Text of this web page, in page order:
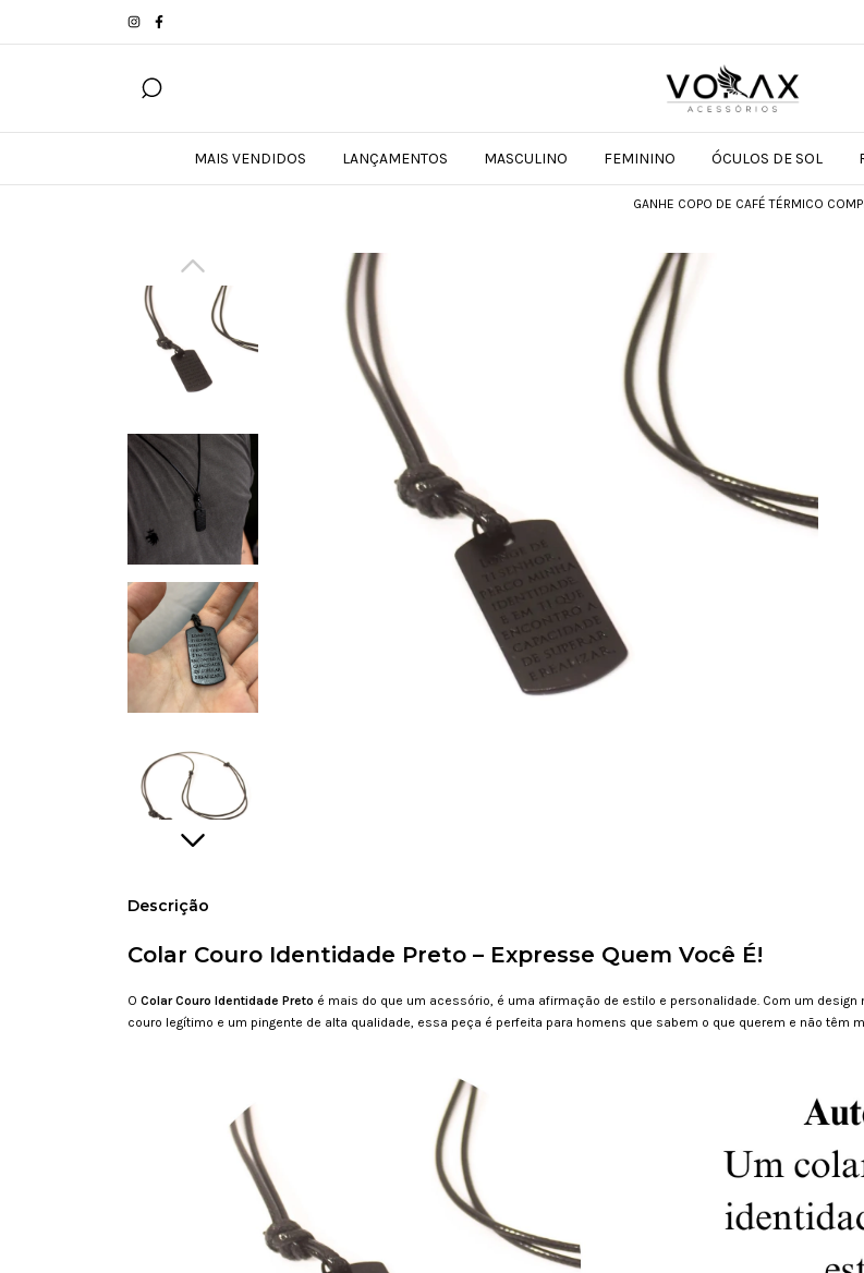
MAIS VENDIDOS LANÇAMENTOS MASCULINO FEMININO ÓCULOS DE SOL
GANHE COPO DE CAFÉ TÉRMICO COMPRAS A
Descrição
Colar Couro Identidade Preto – Expresse Quem Você É!
O Colar Couro Identidade Preto é mais do que um acessório, é uma afirmação de estilo e personalidade. Com um design
couro legítimo e um pingente de alta qualidade, essa peça é perfeita para homens que sabem o que querem e não têm